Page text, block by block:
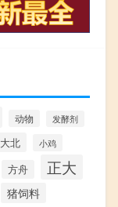
动物 发酵剂
大北 小鸡
方舟 正大
猪饲料